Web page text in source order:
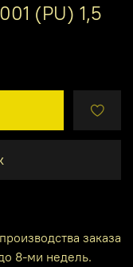
(PU) 1,5
заказа
8-ми недель.